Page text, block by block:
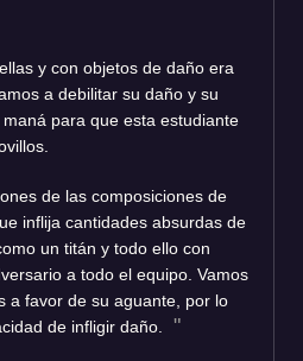
y con objetos de daño era
a debilitar su daño y su
para que esta estudiante
de las composiciones de
inflija cantidades absurdas de
un titán y todo ello con
a todo el equipo. Vamos
a favor de su aguante, por lo
de infligir daño.